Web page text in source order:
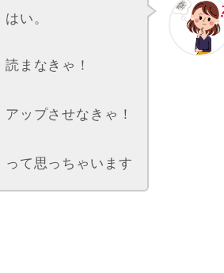
はい。
読まなきゃ！
アップさせなきゃ！
って思っちゃいます